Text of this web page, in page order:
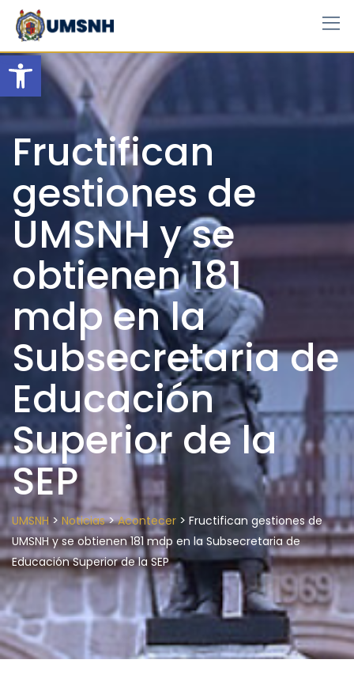
Open toolbar
Skip
content
Fructifican
gestiones de
UMSNH y se
obtienen 181
mdp en la
Subsecretaria de
Educación
Superior de la
SEP
UMSNH > Noticias>Acontecer > Fructifican gestiones de
UMSNH y se obtienen 181 mdp en la Subsecretaria de
Educación Superior de la SEP